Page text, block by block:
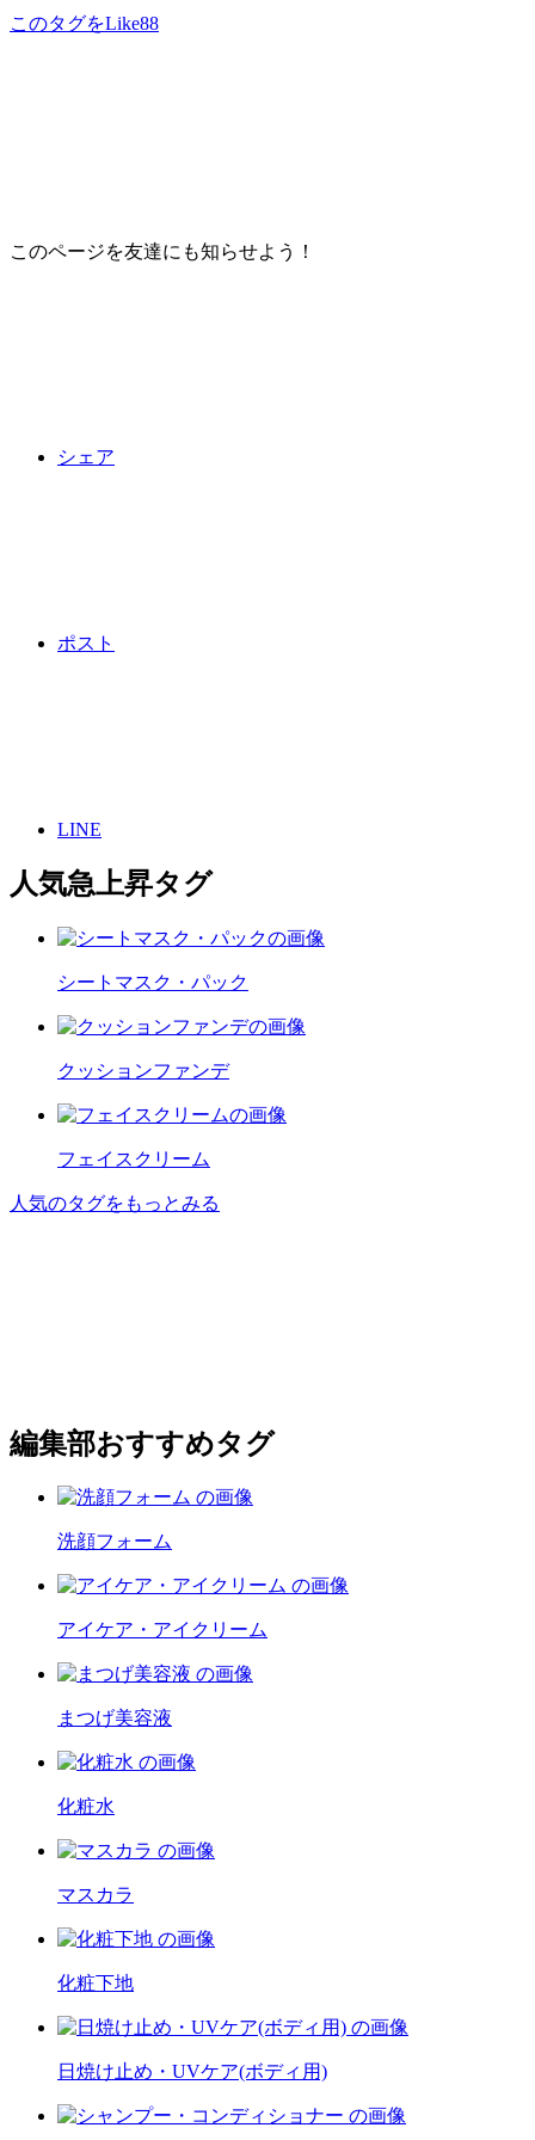
このタグをLike88
このページを友達にも知らせよう！
シェア
ポスト
LINE
人気急上昇タグ
シートマスク・パック
クッションファンデ
フェイスクリーム
人気のタグをもっとみる
編集部おすすめタグ
洗顔フォーム
アイケア・アイクリーム
まつげ美容液
化粧水
マスカラ
化粧下地
日焼け止め・UVケア(ボディ用)